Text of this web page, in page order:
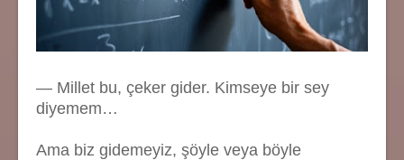
— Millet bu, çeker gider. Kimseye bir sey
diyemem…
Ama biz gidemeyiz, şöyle veya böyle